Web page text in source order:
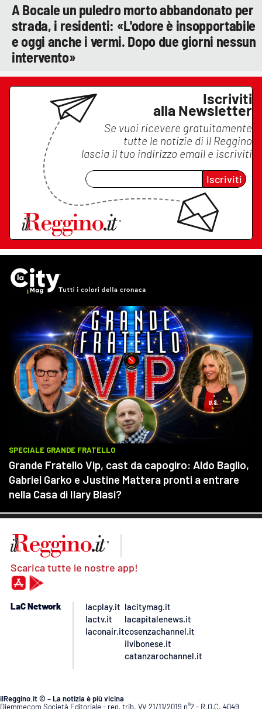
A Bocale un puledro morto abbandonato per
strada, i residenti: «L'odore è insopportabile
e oggi anche i vermi. Dopo due giorni nessun
intervento»
Iscriviti
alla Newsletter
Se vuoi ricevere gratuitamente
tutte le notizie di Il Reggino
lascia il tuo indirizzo email e iscriviti
Iscriviti
Scarica tutte le nostre app!
LaC Network
lacplay.it
lactv.it
laconair.it
lacitymag.it
lacapitalenews.it
cosenzachannel.it
ilvibonese.it
catanzarochannel.it
ilReggino.it © – La notizia è più vicina
Diemmecom Società Editoriale - reg. trib. VV 21/11/2019 n°2 - R.O.C. 4049